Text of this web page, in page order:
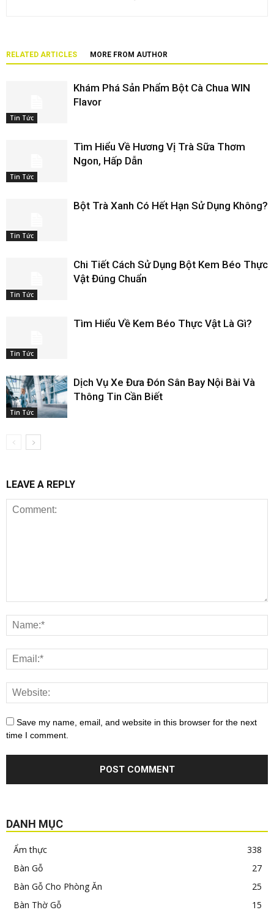
RELATED ARTICLES MORE FROM AUTHOR
Tin Tức
Khám Phá Sản Phẩm Bột Cà Chua WIN
Flavor
Tin Tức
Tìm Hiểu Về Hương Vị Trà Sữa Thơm
Ngon, Hấp Dẫn
Tin Tức
Bột Trà Xanh Có Hết Hạn Sử Dụng Không?
Tin Tức
Chi Tiết Cách Sử Dụng Bột Kem Béo Thực
Vật Đúng Chuẩn
Tin Tức
Tìm Hiểu Về Kem Béo Thực Vật Là Gì?
Tin Tức
Dịch Vụ Xe Đưa Đón Sân Bay Nội Bài Và
Thông Tin Cần Biết
LEAVE A REPLY
Save my name, email, and website in this browser for the next
time I comment.
DANH MỤC
Ẩm thực
338
Bàn Gỗ
27
Bàn Gỗ Cho Phòng Ăn
25
Bàn Thờ Gỗ
15